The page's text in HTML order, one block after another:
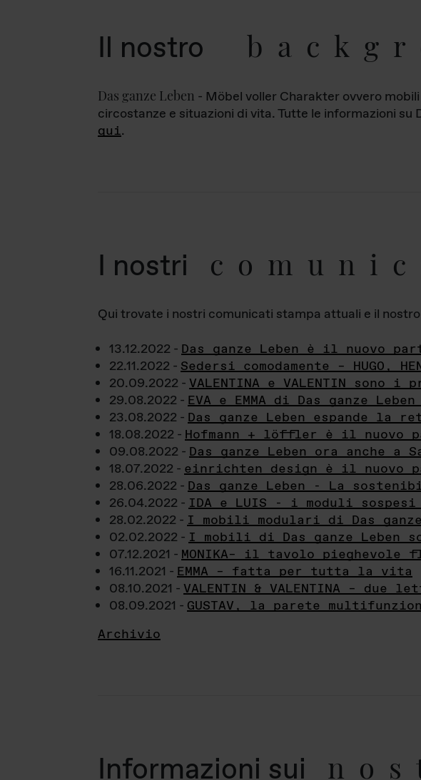
Il nostro
Das ganze Leben - Möbel voller Charakter ovvero
circostanze e situazioni di vita. Tutte le informazioni
qui.
I nostri
Qui trovate i nostri comunicati stampa attuali e il
13.12.2022 - Das ganze Leben è il nuovo
22.11.2022 - Sedersi comodamente – HUGO,
20.09.2022 - VALENTINA e VALENTIN
29.08.2022 - EVA e EMMA di Das ganze
23.08.2022 - Das ganze Leben espande
18.08.2022 - Hofmann + löffler è il nuovo
09.08.2022 - Das ganze Leben ora anche a
18.07.2022 - einrichten design è il nuovo
28.06.2022 - Das ganze Leben - La
26.04.2022 - IDA e LUIS - i moduli sospesi
28.02.2022 - I mobili modulari di Das
02.02.2022 - I mobili di Das ganze Leben
07.12.2021 - MONIKA– il tavolo pieghevole
16.11.2021 - EMMA – fatta per tutta la vita
08.10.2021 - VALENTIN & VALENTINA – due
08.09.2021 - GUSTAV, la parete
Archivio
Informazioni sui